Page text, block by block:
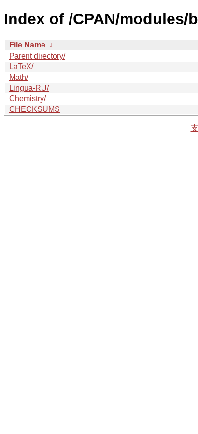
Index of /CPAN/modules/
File Name ↓
Parent directory/
LaTeX/
Math/
Lingua-RU/
Chemistry/
CHECKSUMS